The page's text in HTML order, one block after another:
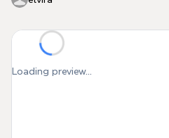
Loading preview...